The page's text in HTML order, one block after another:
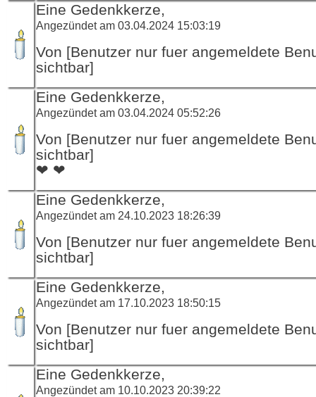
Eine Gedenkkerze,
Angezündet am 03.04.2024 15:03:19
Von [Benutzer nur fuer angemeldete
sichtbar]
Eine Gedenkkerze,
Angezündet am 03.04.2024 05:52:26
Von [Benutzer nur fuer angemeldete
sichtbar]
❤ ❤
Eine Gedenkkerze,
Angezündet am 24.10.2023 18:26:39
Von [Benutzer nur fuer angemeldete
sichtbar]
Eine Gedenkkerze,
Angezündet am 17.10.2023 18:50:15
Von [Benutzer nur fuer angemeldete
sichtbar]
Eine Gedenkkerze,
Angezündet am 10.10.2023 20:39:22